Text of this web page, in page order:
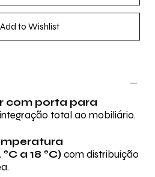
Add to Wishlist
com porta para
total ao mobiliário.
a 18 °C)com distribuição